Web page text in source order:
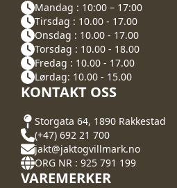
Mandag : 10:00 – 17:00
Tirsdag : 10.00 - 17.00
Onsdag : 10.00 - 17.00
Torsdag : 10.00 - 18.00
Fredag : 10.00 - 17.00
Lørdag: 10.00 - 15.00
KONTAKT OSS
Storgata 64, 1890 Rakkestad
(+47) 692 21 700
jakt@jaktogvillmark.no
ORG NR : 925 791 199
VAREMERKER